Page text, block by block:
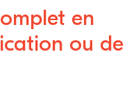
en
ou de